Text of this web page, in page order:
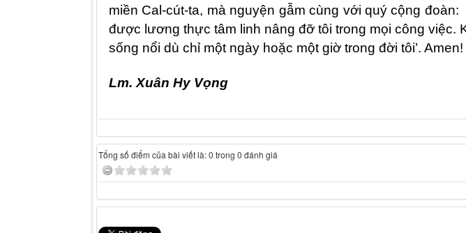
miền Cal-cút-ta, mà nguyện gẫm cùng với quý cộng đoàn:
được lương thực tâm linh nâng đỡ tôi trong mọi công việc.
sống nổi dù chỉ một ngày hoặc một giờ trong đời tôi’. Amen!
Lm. Xuân Hy Vọng
Tổng số điểm của bài viết là: 0 trong 0 đánh giá